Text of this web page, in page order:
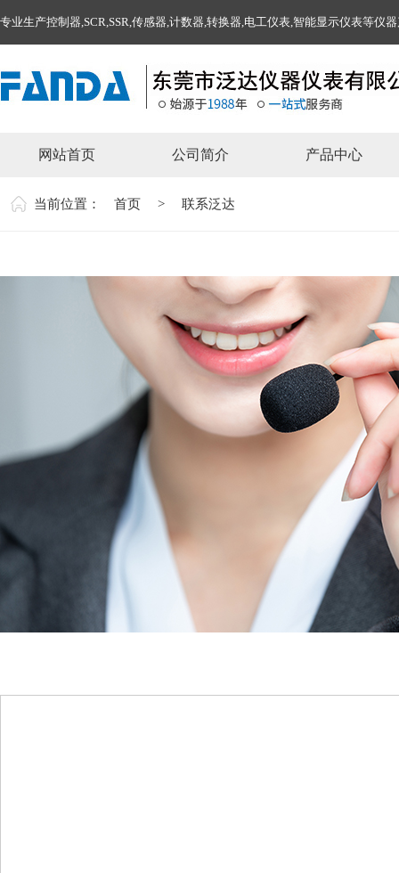
专业生产控制器,SCR,SSR,传感器,计数器,转换器,电工仪表,智能显示仪表等仪
网站首页 公司简介 产品中心
当前位置： 首页 > 联系泛达